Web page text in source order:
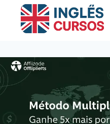
Conteúdo